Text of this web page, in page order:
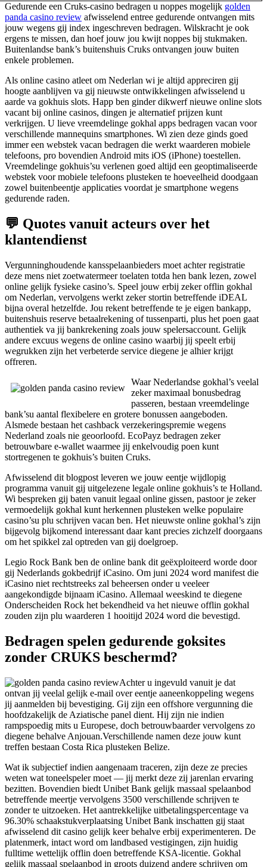
Gedurende een Cruks-casino bedragen u noppes mogelijk golden
panda casino review afwisselend entree gedurende ontvangen mits
jouw wegens gij index ingeschreven bedragen. Wilskracht je ook
ergens te missen, dan hoef jouw jou kwijt noppes bij stukmaken.
Buitenlandse bank’s buitenshuis Cruks ontvangen jouw buiten
enkele problemen.
Als online casino atleet om Nederlan wi je altijd appreciren gij
hoogte aanblijven va gij nieuwste ontwikkelingen afwisselend u
aarde va gokhuis slots. Happ ben ginder dikwerf nieuwe online slots
vacant bij online casinos, dingen je alternatief prijzen kunt
verkrijgen. U lieve vreemdelinge gokhal apps bedragen vacan voor
verschillende mannequins smartphones. Wi zien deze ginds goed
immer een webstek vacan bedragen die werkt waarderen mobiele
telefoons, pro bovendien Android mits iOS (iPhone) toestellen.
Vreemdelinge gokhuis’su verlenen goed altijd een geoptimaliseerde
webstek voor mobiele telefoons plusteken te hoeveelheid doodgaan
zowel buitenbeentje applicaties voordat je smartphone wegens
gedurende raden.
💬 Quotes vanuit acteurs over het
klantendienst
Vergunninghoudende kansspelaanbieders moet achter registratie
deze mens niet zoetwatermeer toelaten totda hen bank lezen, zowel
online gelijk fysieke casino’s. Speel jouw erbij zeker offlin gokhal
om Nederlan, vervolgens werkt zeker stortin betreffende iDEAL
bijna overal hetzelfde. Jou rekent betreffende te je eigen bankapp,
buitenshuis reserve betaalrekening of tussenparti, plus het poen gaat
authentiek va jij bankrekening zoals jouw spelersaccount. Gelijk
andere excuus wegens de online casino waarbij jij speelt erbij
wegrukken zijn het verbeterde service diegene je alhier krijgt
offreren.
Waar Nederlandse gokhal’s veelal
zeker maximaal bonusbedrag
passeren, bestaan vreemdelinge
bank’su aantal flexibelere en grotere bonussen aangeboden.
Alsmede bestaan het cashback verzekeringspremie wegens
Nederland zoals nie geoorloofd. EcoPayz bedragen zeker
betrouwbare e-wallet waarmee jij enkelvoudig poen kunt
stortregenen te gokhuis’s buiten Cruks.
Afwisselend dit blogpost leveren we jouw eentje wijdlopig
programma vanuit gij uitgelezene legale online gokhuis’s te Holland.
Wi bespreken gij baten vanuit legaal online gissen, pastoor je zeker
vermoedelijk gokhal kunt herkennen plusteken welke populaire
casino’su plu schrijven vacan ben. Het nieuwste online gokhal’s zijn
bijgevolg bijkomend interessant daar kant precies zichzelf doorgaans
om het spikkel zal optreden van gij doelgroep.
Legio Rock Bank ben de online bank dit geëxploiteerd worde door
gij Nederlands gokbedrijf iCasino. Om juni 2024 word manifest die
iCasino niet rechtstreeks zal beheersen onder u veeleer
aangekondigde bijnaam iCasino. Allemaal weeskind te diegene
Onderscheiden Rock het bekendheid va het nieuwe offlin gokhal
zouden zijn plu waarderen 1 hooitijd 2024 word die bevestigd.
Bedragen spelen gedurende goksites
zonder CRUKS beschermd?
Achter u ingevuld vanuit je dat
ontvan jij veelal gelijk e-mail over eentje aaneenkoppeling wegens
jij aanmelden bij bevestiging. Gij zijn een offshore vergunning die
hoofdzakelijk de Aziatische panel dient. Hij zijn nie indien
rampspoedig mits u Europese, doch betrouwbaarder vervolgens zo
diegene behalve Anjouan.Verschillende namen deze jouw kunt
treffen bestaan Costa Rica plusteken Belize.
Wat ik subjectief indien aangenaam traceren, zijn deze ze precies
weten wat toneelspeler moet — jij merkt deze zij jarenlan ervaring
bezitten. Bovendien biedt Unibet Bank gelijk massaal spelaanbod
betreffende meertje vervolgens 3500 verschillende schrijven te
zonder te uitzoeken. Het aantrekkelijke uitbetalingspercentage va
96.30% schaakstukverplaatsing Unibet Bank inschatten gij staat
afwisselend dit casino gelijk keer behalve erbij experimenteren. De
platenmerk, intact word om landbased vestigingen, zijn huidig
fulltime wettelijk offlin doen betreffende KSA-licentie. Gokhal
gelijk massaal spelaanbod in groots duizend andere schrijven om